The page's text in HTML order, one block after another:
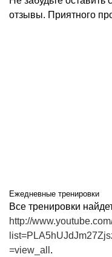
отзывы. Приятного
Ежедневные тренировки
Все тренировки
http://
=view_all .